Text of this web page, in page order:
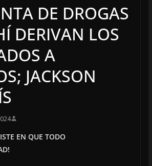
DE DROGAS
DERIVAN LOS
A
JACKSON
EN QUE TODO